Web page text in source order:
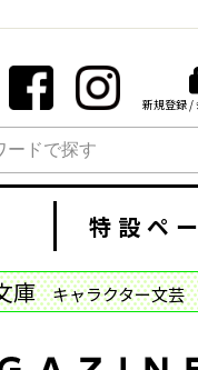
新規登録 /
特設ペ
庫 キャラクター文芸